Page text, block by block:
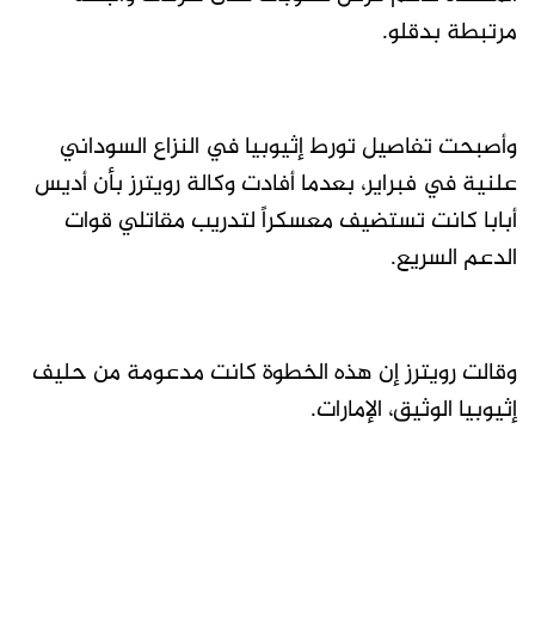
مرتبطة بدقلو.
وأصبحت تفاصيل تورط إثيوبيا في النزاع السوداني
علنية في فبراير، بعدما أفادت وكالة رويترز بأن أديس
أبابا كانت تستضيف معسكراً لتدريب مقاتلي قوات
الدعم السريع.
وقالت رويترز إن هذه الخطوة كانت مدعومة من حليف
إثيوبيا الوثيق، الإمارات.